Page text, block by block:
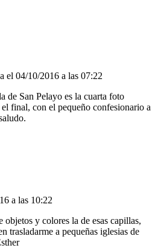
el 04/10/2016 a las 07:22
de San Pelayo es la cuarta foto
final, con el pequeño confesionario a
a las 10:22
objetos y colores la de esas capillas,
trasladarme a pequeñas iglesias de